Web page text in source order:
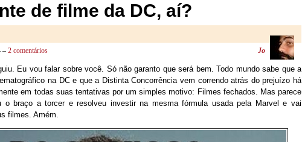
de filme da DC, aí?
– 2 comentários Jo
Eu vou falar sobre você. Só não garanto que será bem. Todo mundo sabe que a
na DC e que a Distinta Concorrência vem correndo atrás do prejuízo há
em todas suas tentativas por um simples motivo: Filmes fechados. Mas parece
o braço a torcer e resolveu investir na mesma fórmula usada pela Marvel e vai
filmes. Amém.